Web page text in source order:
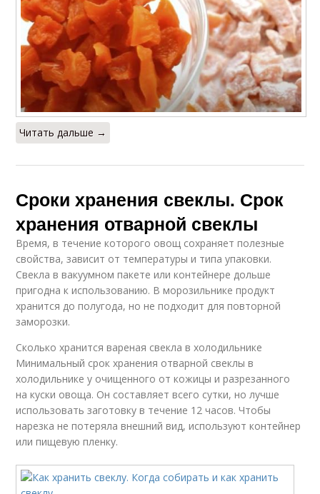
Читать дальше →
Сроки хранения свеклы. Срок
хранения отварной свеклы
Время, в течение которого овощ сохраняет полезные
свойства, зависит от температуры и типа упаковки.
Свекла в вакуумном пакете или контейнере дольше
пригодна к использованию. В морозильнике продукт
хранится до полугода, но не подходит для повторной
заморозки.
Сколько хранится вареная свекла в холодильнике
Минимальный срок хранения отварной свеклы в
холодильнике у очищенного от кожицы и разрезанного
на куски овоща. Он составляет всего сутки, но лучше
использовать заготовку в течение 12 часов. Чтобы
нарезка не потеряла внешний вид, используют контейнер
или пищевую пленку.